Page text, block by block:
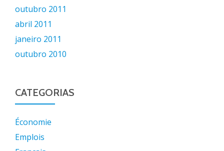
outubro 2011
abril 2011
janeiro 2011
outubro 2010
CATEGORIAS
Économie
Emplois